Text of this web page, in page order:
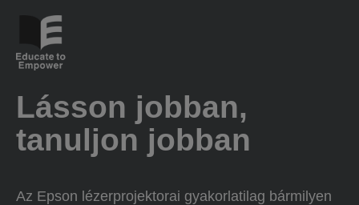
Lásson jobban,
tanuljon jobban
Az Epson lézerprojektorai gyakorlatilag bármilyen